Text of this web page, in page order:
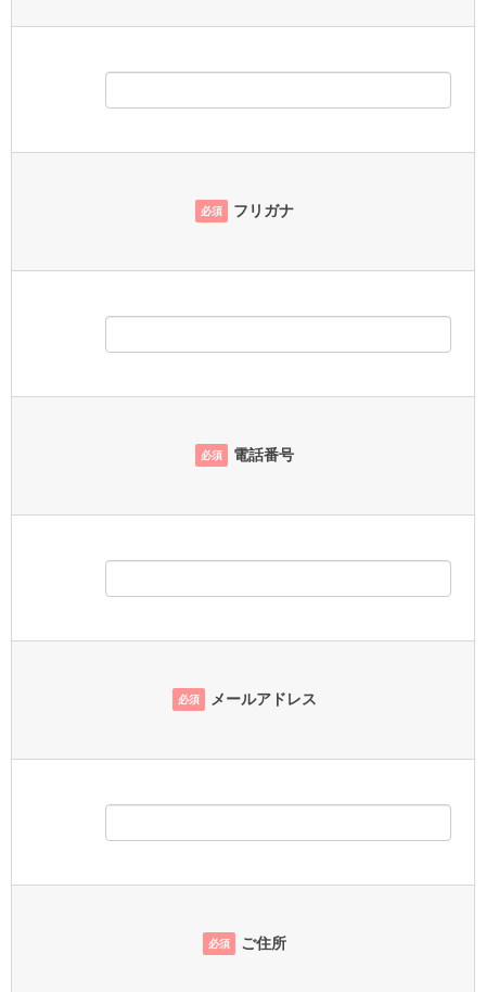
必須 フリガナ
必須 電話番号
必須 メールアドレス
必須 ご住所